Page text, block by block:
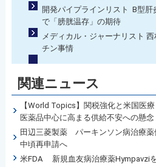
開発パイプラインリスト B型肝
で「膀胱温存」の期待
メディカル・ジャーナリスト
チン事情
関連ニュース
【World Topics】関税強化と米国医
医薬品中心に高まる供給不安への懸念
田辺三菱製薬 パーキンソン病治療薬
中頃再申請へ
米FDA 新規血友病治療薬Hympavzi